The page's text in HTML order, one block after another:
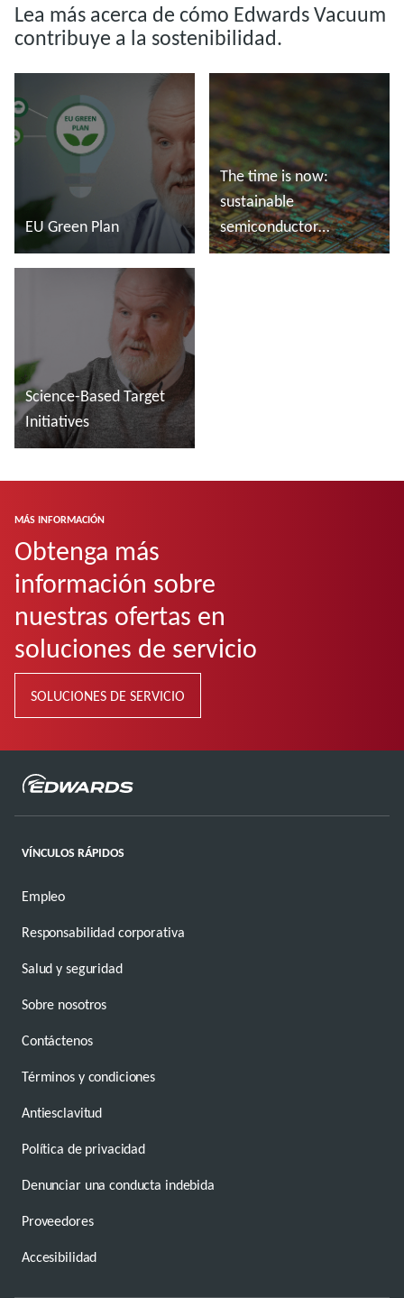
Lea más acerca de cómo Edwards Vacuum
contribuye a la sostenibilidad.
EU Green Plan
Más información
The time is now:
sustainable
semiconductor
manufacturing
Science-Based Target
Initiatives
MÁS INFORMACIÓN
Obtenga más
información sobre
nuestras ofertas en
soluciones de servicio
SOLUCIONES DE SERVICIO
VÍNCULOS RÁPIDOS
Empleo
Responsabilidad corporativa
Salud y seguridad
Sobre nosotros
Contáctenos
Términos y condiciones
Antiesclavitud
Política de privacidad
Denunciar una conducta indebida
Proveedores
Accesibilidad